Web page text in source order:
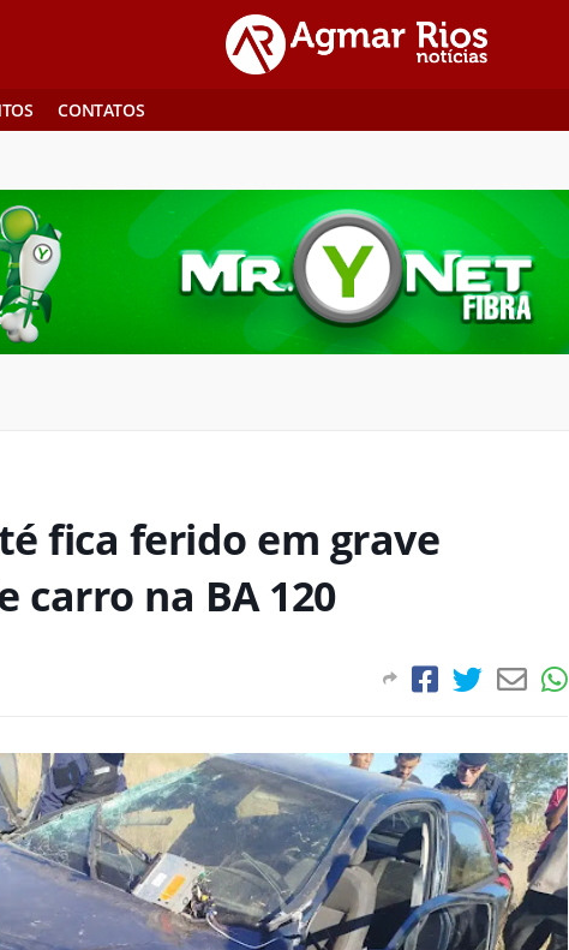
CONTATOS
fica ferido em grave
carro na BA 120